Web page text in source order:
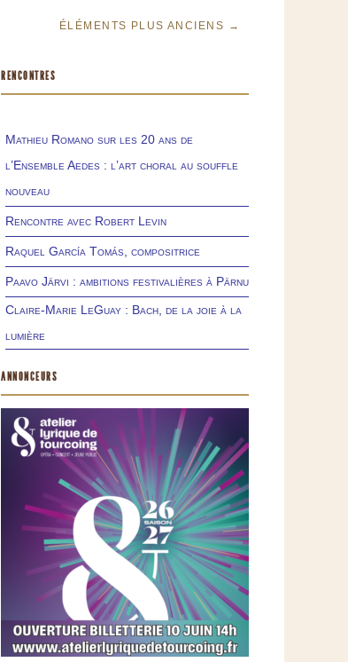
ÉLÉMENTS PLUS ANCIENS →
RENCONTRES
Mathieu Romano sur les 20 ans de
l’Ensemble Aedes : l’art choral au souffle
nouveau
Rencontre avec Robert Levin
Raquel García Tomás, compositrice
Paavo Järvi : ambitions festivalières à Pärnu
Claire-Marie LeGuay : Bach, de la joie à la
lumière
ANNONCEURS